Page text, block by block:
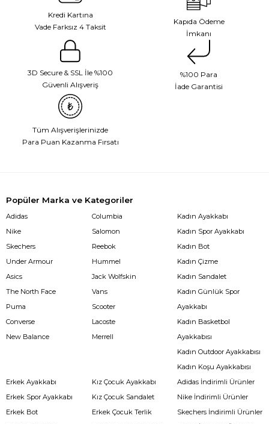
Kredi Kartına
Vade Farksız 4 Taksit
Kapıda Ödeme
İmkanı
3D Secure & SSL İle %100
Güvenli Alışveriş
%100 Para
İade Garantisi
Tüm Alışverişlerinizde
Para Puan Kazanma Fırsatı
Popüler Marka ve Kategoriler
Adidas
Nike
Skechers
Under Armour
Asics
The North Face
Puma
Converse
New Balance
Columbia
Salomon
Reebok
Hummel
Jack Wolfskin
Vans
Scooter
Lacoste
Merrell
Kadın Ayakkabı
Kadın Spor Ayakkabı
Kadın Bot
Kadın Çizme
Kadın Sandalet
Kadın Günlük Spor
Ayakkabı
Kadın Basketbol
Ayakkabısı
Kadın Outdoor Ayakkabısı
Kadın Koşu Ayakkabısı
Erkek Ayakkabı
Erkek Spor Ayakkabı
Erkek Bot
Kız Çocuk Ayakkabı
Kız Çocuk Sandalet
Erkek Çocuk Terlik
Adidas İndirimli Ürünler
Nike İndirimli Ürünler
Skechers İndirimli Ürünler